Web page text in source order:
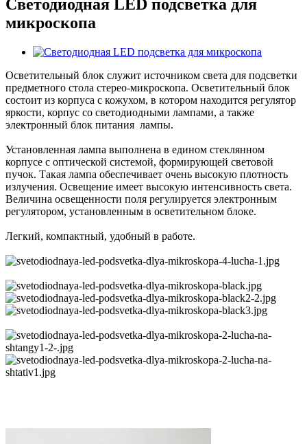
Светодиодная LED подсветка для
микроскопа
Осветительный блок служит источником света для подсветки
предметного стола стерео-микроскопа. Осветительный блок
состоит из корпуса с кожухом, в котором находится регулятор
яркости, корпус со светодиодными лампами, а также
электронный блок питания лампы.
Установленная лампа выполнена в едином стеклянном
корпусе с оптической системой, формирующей световой
пучок. Такая лампа обеспечивает очень высокую плотность
излучения. Освещение имеет высокую интенсивность света.
Величина освещенности поля регулируется электронным
регулятором, установленным в осветительном блоке.
Легкий, компактный, удобный в работе.